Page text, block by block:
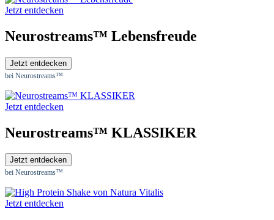
Jetzt entdecken
Neurostreams™ Lebensfreude
Jetzt entdecken
bei Neurostreams™
Jetzt entdecken
Neurostreams™ KLASSIKER
Jetzt entdecken
bei Neurostreams™
Jetzt entdecken